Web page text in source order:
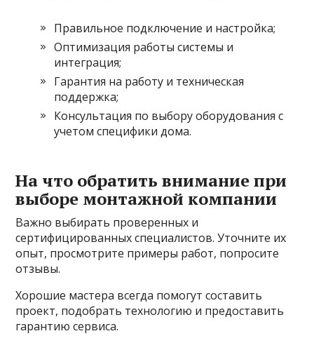
Правильное подключение и настройка;
Оптимизация работы системы и
интеграция;
Гарантия на работу и техническая
поддержка;
Консультация по выбору оборудования с
учетом специфики дома.
На что обратить внимание при
выборе монтажной компании
Важно выбирать проверенных и
сертифицированных специалистов. Уточните их
опыт, просмотрите примеры работ, попросите
отзывы.
Хорошие мастера всегда помогут составить
проект, подобрать технологию и предоставить
гарантию сервиса.